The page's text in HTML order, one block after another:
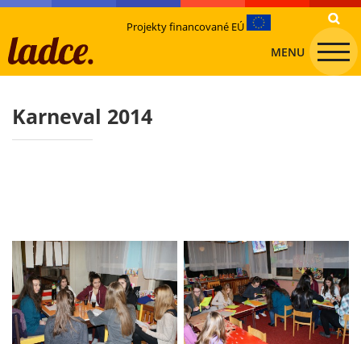
Projekty financované EÚ
MENU
Karneval 2014